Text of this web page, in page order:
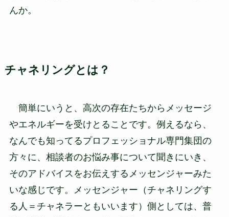
んか。
チャネリングとは？
簡単にいうと、高次の存在たちからメッセージ
やエネルギーを受けとることです。例えるなら、
なんでも知ってるプロフェッショナル専門集団の
方々に、相談者のお悩み事について聞きにいき、
そのアドバイスをお伝えするメッセンジャーみた
いな感じです。メッセンジャー（チャネリングす
る人＝チャネラーともいいます）側としては、普